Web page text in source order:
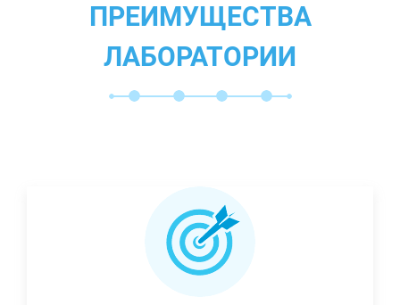
ПРЕИМУЩЕСТВА
ЛАБОРАТОРИИ